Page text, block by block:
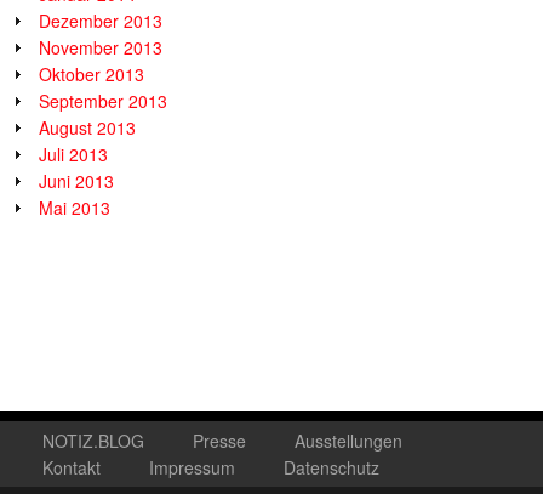
Dezember 2013
November 2013
Oktober 2013
September 2013
August 2013
Juli 2013
Juni 2013
Mai 2013
NOTIZ.BLOG Presse
Ausstellungen
Kontakt
Impressum Datenschutz